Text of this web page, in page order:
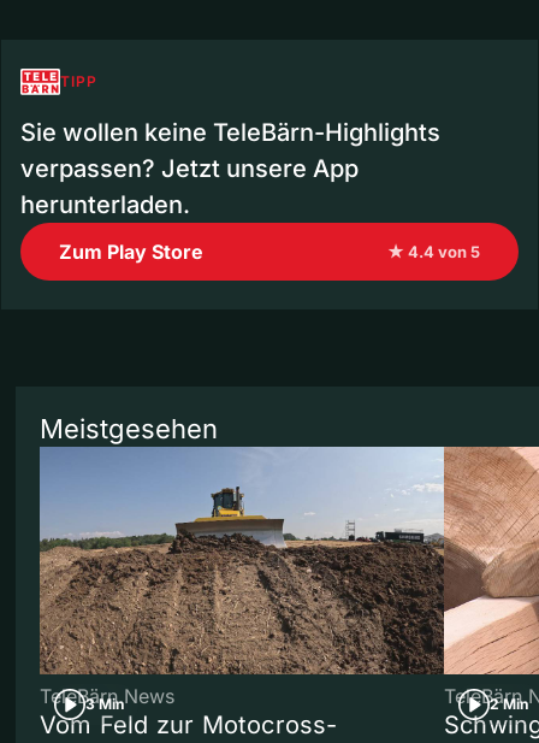
TIPP
Sie wollen keine TeleBärn-Highlights
verpassen? Jetzt unsere App
herunterladen.
Zum Play Store ★ 4.4 von 5
Meistgesehen
3 Min
TeleBärn News
Vom Feld zur Motocross-
2 Min
TeleBärn